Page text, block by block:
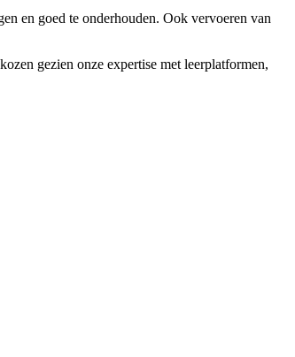
en goed te onderhouden. Ook vervoeren van
gezien onze expertise met leerplatformen,